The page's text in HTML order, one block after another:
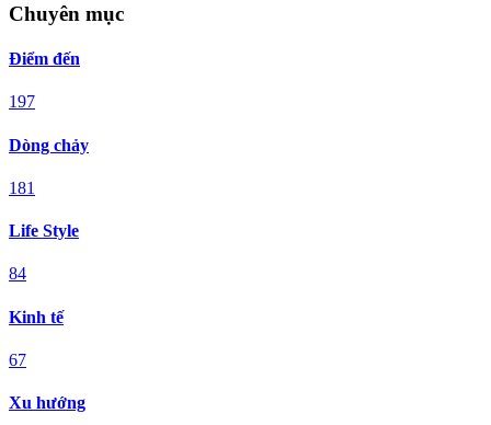
Chuyên mục
Điểm đến
197
Dòng chảy
181
Life Style
84
Kinh tế
67
Xu hướng